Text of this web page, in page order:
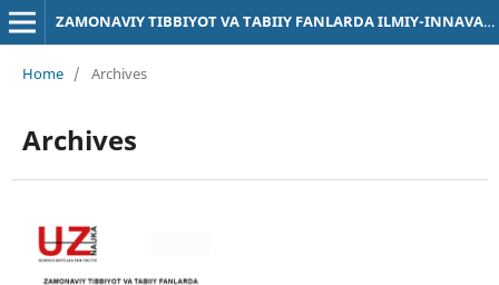
ZAMONAVIY TIBBIYOT VA TABIIY FANLARDA ILMIY-INNAVATSION TADQIQOTLAR
Home / Archives
Archives